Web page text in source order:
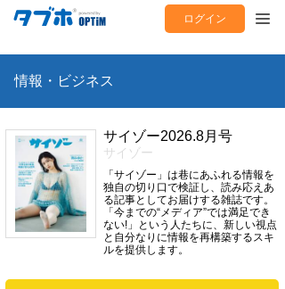
ログイン
情報・ビジネス
サイゾー2026.8月号
サイゾー
「サイゾー」は巷にあふれる情報を
独自の切り口で検証し、読み応えあ
る記事としてお届けする雑誌です。
「今までの“メディア”では満足でき
ない!」という人たちに、新しい視点
と自分なりに情報を再構築するスキ
ルを提供します。